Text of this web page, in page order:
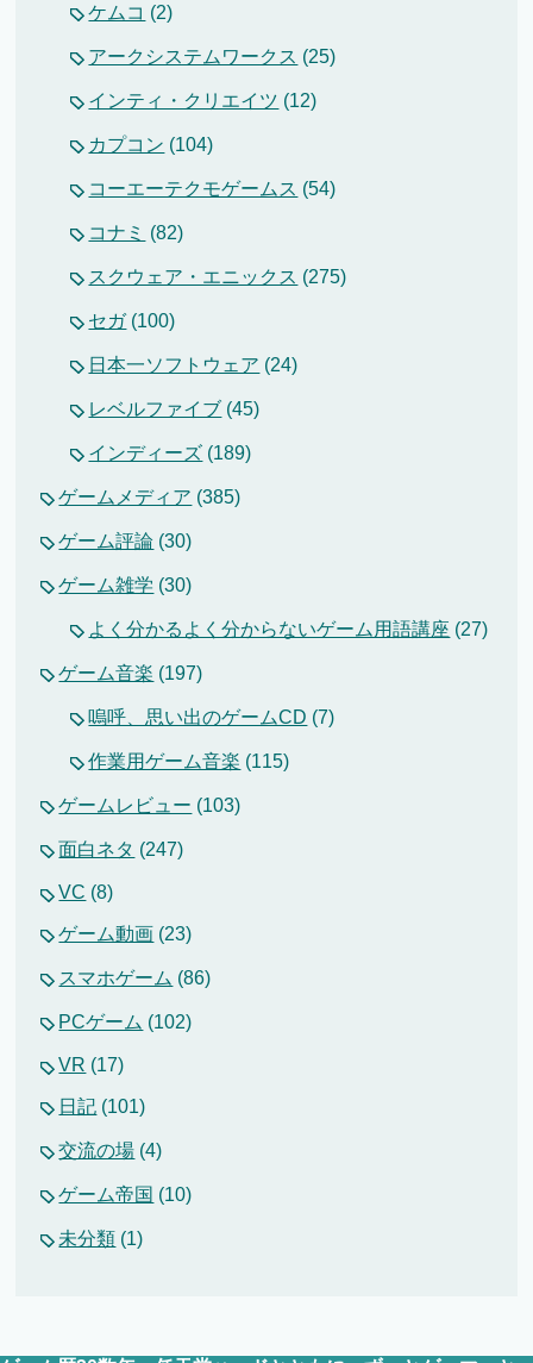
ケムコ (2)
アークシステムワークス (25)
インティ・クリエイツ (12)
カプコン (104)
コーエーテクモゲームス (54)
コナミ (82)
スクウェア・エニックス (275)
セガ(100)
日本一ソフトウェア (24)
レベルファイブ (45)
インディーズ (189)
ゲームメディア (385)
ゲーム評論 (30)
ゲーム雑学 (30)
よく分かるよく分からないゲーム用語講座 (27)
ゲーム音楽 (197)
嗚呼、思い出のゲームCD (7)
作業用ゲーム音楽 (115)
ゲームレビュー (103)
面白ネタ (247)
VC (8)
ゲーム動画 (23)
スマホゲーム (86)
PCゲーム (102)
VR (17)
日記 (101)
交流の場 (4)
ゲーム帝国 (10)
未分類 (1)